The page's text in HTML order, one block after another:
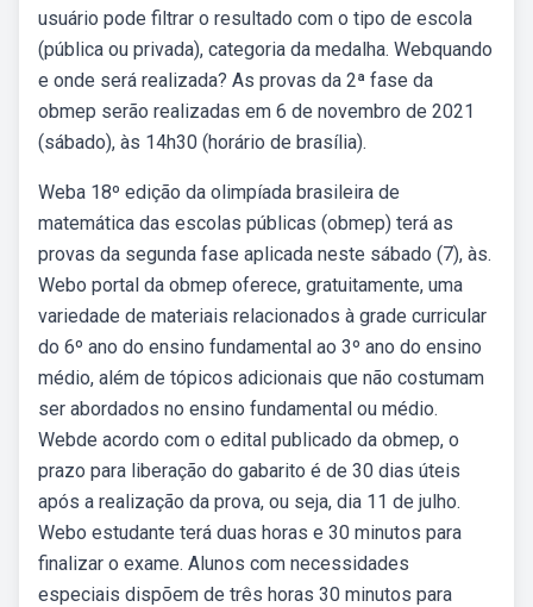
usuário pode filtrar o resultado com o tipo de escola
(pública ou privada), categoria da medalha. Webquando
e onde será realizada? As provas da 2ª fase da
obmep serão realizadas em 6 de novembro de 2021
(sábado), às 14h30 (horário de brasília).
Weba 18º edição da olimpíada brasileira de
matemática das escolas públicas (obmep) terá as
provas da segunda fase aplicada neste sábado (7), às.
Webo portal da obmep oferece, gratuitamente, uma
variedade de materiais relacionados à grade curricular
do 6º ano do ensino fundamental ao 3º ano do ensino
médio, além de tópicos adicionais que não costumam
ser abordados no ensino fundamental ou médio.
Webde acordo com o edital publicado da obmep, o
prazo para liberação do gabarito é de 30 dias úteis
após a realização da prova, ou seja, dia 11 de julho.
Webo estudante terá duas horas e 30 minutos para
finalizar o exame. Alunos com necessidades
especiais dispõem de três horas 30 minutos para